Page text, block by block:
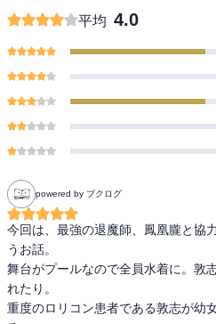
平均 4.0
powered by ブクログ
今回は、最強の退魔師、鳳凰朧と協
うお話。
舞台がプールなので全員水着に。敦
れたり。
重度のロリコン患者である敦志が幼